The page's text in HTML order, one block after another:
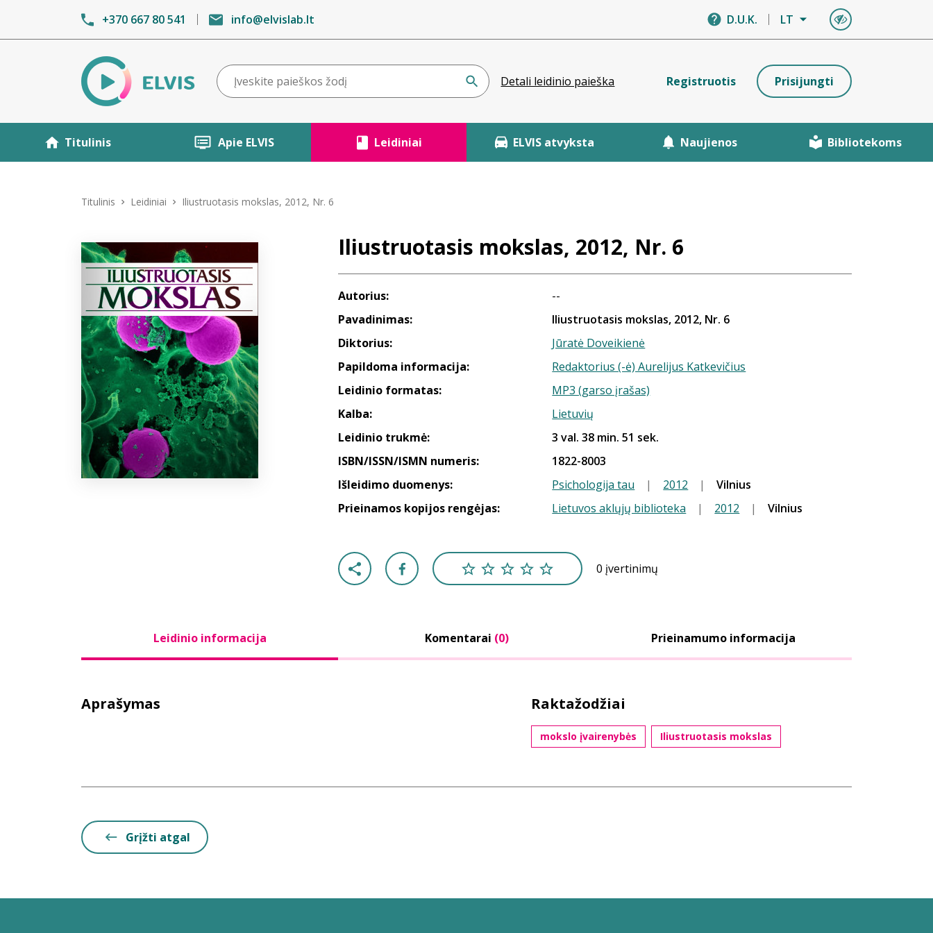
+370 667 80 541 info@elvislab.lt D.U.K. LT
Detali leidinio paieška Registruotis Prisijungti
Titulinis Apie ELVIS Leidiniai ELVIS atvyksta Naujienos Bibliotekoms
Titulinis Leidiniai Iliustruotasis mokslas, 2012, Nr. 6
Iliustruotasis mokslas, 2012, Nr. 6
Autorius:
--
Pavadinimas:
Iliustruotasis mokslas, 2012, Nr. 6
Diktorius:
Jūratė Doveikienė
Papildoma informacija:
Redaktorius (-ė) Aurelijus Katkevičius
Leidinio formatas:
MP3 (garso įrašas)
Kalba:
Lietuvių
Leidinio trukmė:
3 val. 38 min. 51 sek.
ISBN/ISSN/ISMN numeris:
1822-8003
Išleidimo duomenys:
Psichologija tau | 2012 |
Vilnius
Prieinamos kopijos rengėjas:
Lietuvos aklųjų biblioteka | 2012 | Vilnius
0 įvertinimų
Leidinio informacija Komentarai (0) Prieinamumo informacija
Aprašymas Raktažodžiai
mokslo įvairenybės Iliustruotasis mokslas
Grįžti atgal